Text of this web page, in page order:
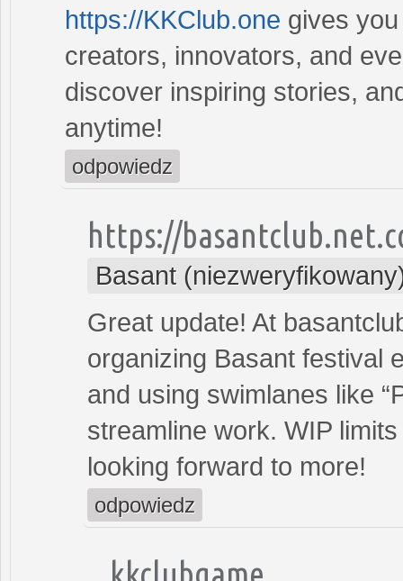
https://KKClub.one gives
creators, innovators, and
discover inspiring stories,
anytime!
odpowiedz
https://
Basant
Great update! At
organizing Basant festival
and using swimlanes like
streamline work. WIP
looking forward to more!
odpowiedz
kkclubgame